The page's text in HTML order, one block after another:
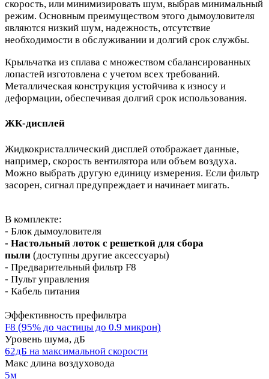
скорость, или минимизировать шум, выбрав минимальный
режим. Основным преимуществом этого дымоуловителя
являются низкий шум, надежность, отсутствие
необходимости в обслуживании и долгий срок службы.
Крыльчатка из сплава с множеством сбалансированных
лопастей изготовлена с учетом всех требований.
Металлическая конструкция устойчива к износу и
деформации, обеспечивая долгий срок использования.
ЖК-дисплей
Жидкокристаллический дисплей отображает данные,
например, скорость вентилятора или объем воздуха.
Можно выбрать другую единицу измерения. Если фильтр
засорен, сигнал предупреждает и начинает мигать.
В комплекте:
- Блок дымоуловителя
- Настольный лоток с решеткой для сбора
пыли (доступны другие аксессуары)
- Предварительный фильтр F8
- Пульт управления
- Кабель питания
Эффективность префильтра
F8 (95% до частицы до 0.9 микрон)
Уровень шума, дБ
62дБ на максимальной скорости
Макс длина воздуховода
5м